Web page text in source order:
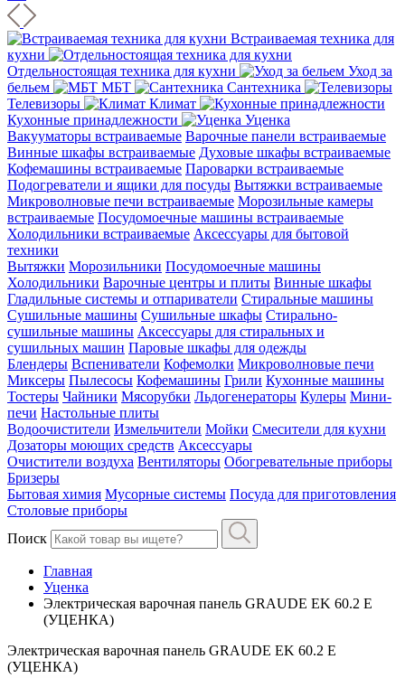
Встраиваемая техника для
кухни
Отдельностоящая техника для кухни
Уход за
бельем
МБТ
Сантехника
Телевизоры
Климат
Кухонные принадлежности
Уценка
Вакууматоры встраиваемые Варочные панели встраиваемые
Винные шкафы встраиваемые Духовые шкафы встраиваемые
Кофемашины встраиваемые Пароварки встраиваемые
Подогреватели и ящики для посуды Вытяжки встраиваемые
Микроволновые печи встраиваемые Морозильные камеры
встраиваемые Посудомоечные машины встраиваемые
Холодильники встраиваемые Аксессуары для бытовой
техники
Вытяжки Морозильники Посудомоечные машины
Холодильники Варочные центры и плиты Винные шкафы
Гладильные системы и отпариватели Стиральные машины
Сушильные машины Сушильные шкафы Стирально-
сушильные машины Аксессуары для стиральных и
сушильных машин Паровые шкафы для одежды
Блендеры Вспениватели Кофемолки Микроволновые печи
Миксеры Пылесосы Кофемашины Грили Кухонные машины
Тостеры Чайники Мясорубки Льдогенераторы Кулеры Мини-
печи Настольные плиты
Водоочистители Измельчители Мойки Смесители для кухни
Дозаторы моющих средств Аксессуары
Очистители воздуха Вентиляторы Обогревательные приборы
Бризеры
Бытовая химия Мусорные системы Посуда для приготовления
Столовые приборы
Поиск
Главная
Уценка
Электрическая варочная панель GRAUDE EK 60.2 E
(УЦЕНКА)
Электрическая варочная панель GRAUDE EK 60.2 E
(УЦЕНКА)